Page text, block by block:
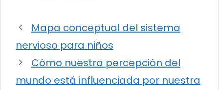
Mapa conceptual del sistema
nervioso para niños
Cómo nuestra percepción del
mundo está influenciada por nuestra